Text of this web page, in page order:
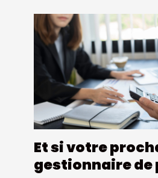
Et si votre
gestionnaire de